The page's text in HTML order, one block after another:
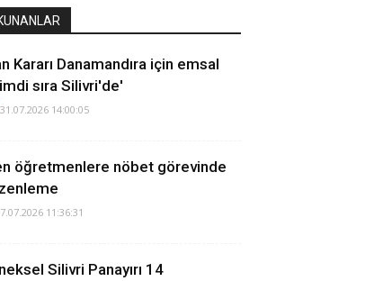
Kararı Danamandıra için emsal
sıra Silivri'de'
31.07.2026 14:00:05
öğretmenlere nöbet görevinde
11:36:31
Silivri Panayırı 14